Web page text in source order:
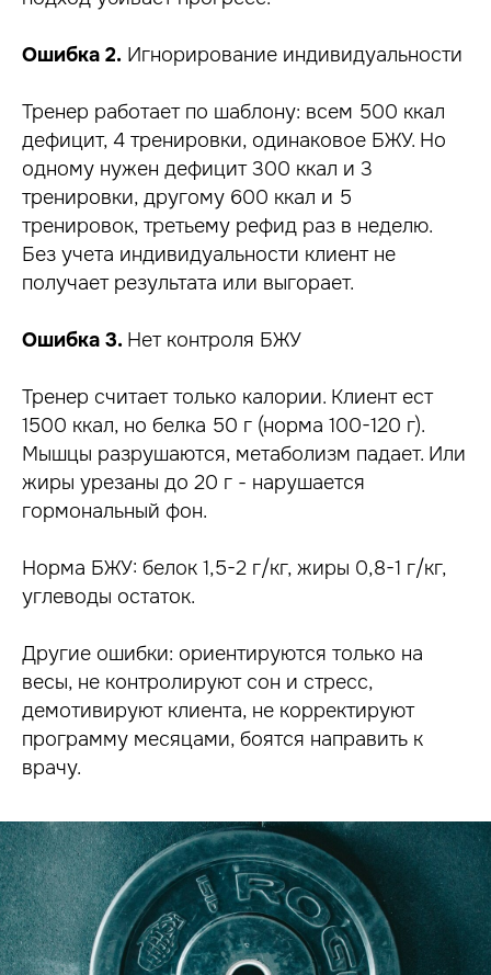
Ошибка 2. Игнорирование индивидуальности
Тренер работает по шаблону: всем 500 ккал
дефицит, 4 тренировки, одинаковое БЖУ. Но
одному нужен дефицит 300 ккал и 3
тренировки, другому 600 ккал и 5
тренировок, третьему рефид раз в неделю.
Без учета индивидуальности клиент не
получает результата или выгорает.
Ошибка 3. Нет контроля БЖУ
Тренер считает только калории. Клиент ест
1500 ккал, но белка 50 г (норма 100-120 г).
Мышцы разрушаются, метаболизм падает. Или
жиры урезаны до 20 г - нарушается
гормональный фон.
Норма БЖУ: белок 1,5-2 г/кг, жиры 0,8-1 г/кг,
углеводы остаток.
Другие ошибки: ориентируются только на
весы, не контролируют сон и стресс,
демотивируют клиента, не корректируют
программу месяцами, боятся направить к
врачу.